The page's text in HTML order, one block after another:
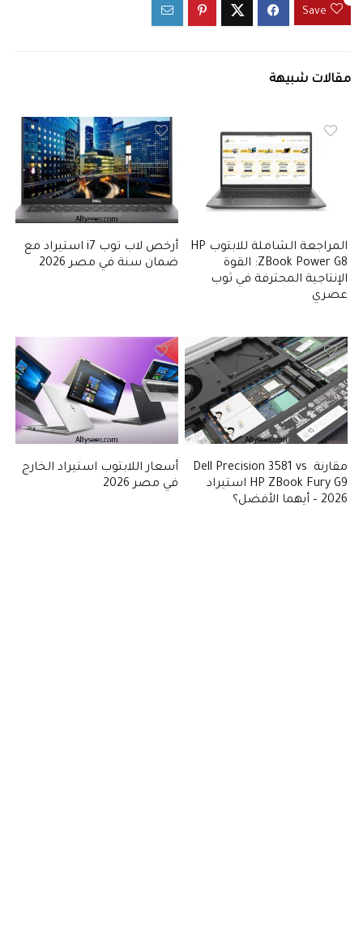
Save
مقالات شبيهة
المراجعة الشاملة للابتوب HP
ZBook Power G8: القوة
الإنتاجية المحترفة في ثوب
عصري
أرخص لاب توب i7 استيراد مع
ضمان سنة في مصر 2026
مقارنة Dell Precision 3581 vs
HP ZBook Fury G9 استيراد
2026 – أيهما الأفضل؟
أسعار اللابتوب استيراد الخارج
في مصر 2026